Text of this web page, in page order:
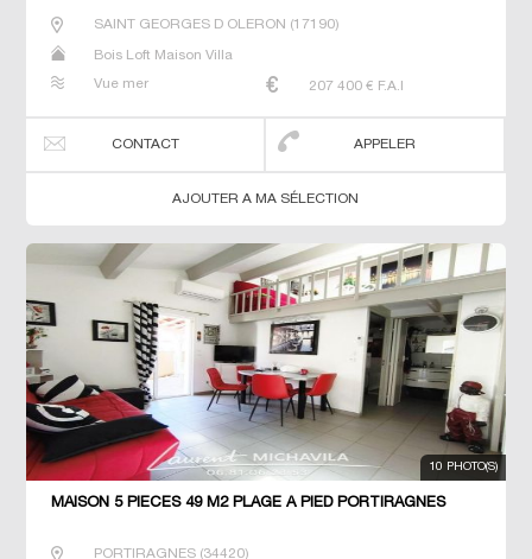
SAINT GEORGES D OLERON (17190)
Bois Loft Maison Villa
Vue mer 207 400 € F.A.I
CONTACT APPELER
AJOUTER A MA SÉLECTION
10 PHOTO(S)
MAISON 5 PIECES 49 M2 PLAGE À PIED PORTIRAGNES
PORTIRAGNES(34420)